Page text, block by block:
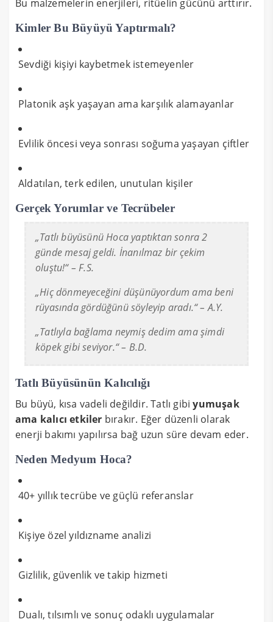
Bu malzemelerin enerjileri, ritüelin gücünü arttırır.
Kimler Bu Büyüyü Yaptırmalı?
Sevdiği kişiyi kaybetmek istemeyenler
Platonik aşk yaşayan ama karşılık alamayanlar
Evlilik öncesi veya sonrası soğuma yaşayan çiftler
Aldatılan, terk edilen, unutulan kişiler
Gerçek Yorumlar ve Tecrübeler
„Tatlı büyüsünü Hoca yaptıktan sonra 2
günde mesaj geldi. İnanılmaz bir çekim
oluştu!“ – F.S.
„Hiç dönmeyeceğini düşünüyordum ama beni
rüyasında gördüğünü söyleyip aradı.“ – A.Y.
„Tatlıyla bağlama neymiş dedim ama şimdi
köpek gibi seviyor.“ – B.D.
Tatlı Büyüsünün Kalıcılığı
Bu büyü, kısa vadeli değildir. Tatlı gibiyumuşak
ama kalıcı etkiler bırakır. Eğer düzenli olarak
enerji bakımı yapılırsa bağ uzun süre devam eder.
Neden Medyum Hoca?
40+ yıllık tecrübe ve güçlü referanslar
Kişiye özel yıldızname analizi
Gizlilik, güvenlik ve takip hizmeti
Dualı, tılsımlı ve sonuç odaklı uygulamalar